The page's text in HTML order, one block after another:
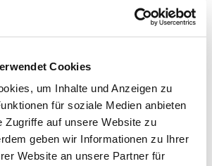
Cookies
um Inhalte und Anzeigen zu
für soziale Medien anbieten
Zugriffe auf unsere Website zu
geben wir Informationen zu Ihrer
Website an unsere Partner für
zu verstehen, wie die Erde